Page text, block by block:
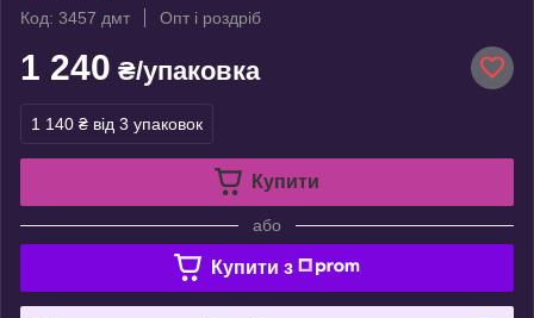
Код: 3457 дмт
Опт і роздріб
1 240 ₴/упаковка
1 140 ₴ від 3 упаковок
Купити
або
Купити з